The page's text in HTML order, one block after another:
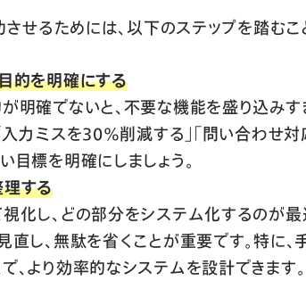
せるためには、以下のステップを踏むこ
的を明確にする
明確でないと、不要な機能を盛り込み
入力ミスを30%削減する」「問い合わせ
目標を明確にしましょう。
する
化し、どの部分をシステム化するのが
直し、無駄を省くことが重要です。特に
、より効率的なシステムを設計できます。